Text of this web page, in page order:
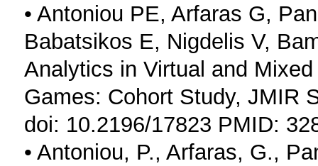
• Antoniou PE, Arfaras G,
Babatsikos E, Nigdelis V,
Analytics in Virtual and
Games: Cohort Study, JMIR
doi: 10.2196/17823 PMID:
• Antoniou, P., Arfaras, G.,